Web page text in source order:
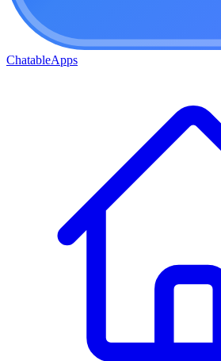
ChatableApps